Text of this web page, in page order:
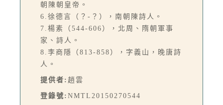
朝陳朝皇帝。
6.徐德言（？-？），南朝陳詩人。
7.楊素（544-606），北周、隋朝軍事
家、詩人。
8.李商隱（813-858），字義山，晚唐詩
人。
提供者: 趙雲
登錄號: NMTL20150270544